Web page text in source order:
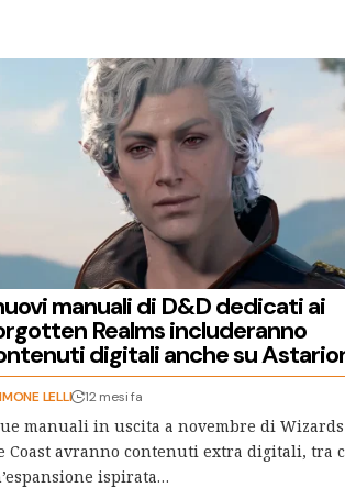
manuali di D&D dedicati ai
Realms includeranno
digitali anche su
LELLI 12 mesi fa
manuali in uscita a novembre di
Coast avranno contenuti extra digitali, tra
ispirata…